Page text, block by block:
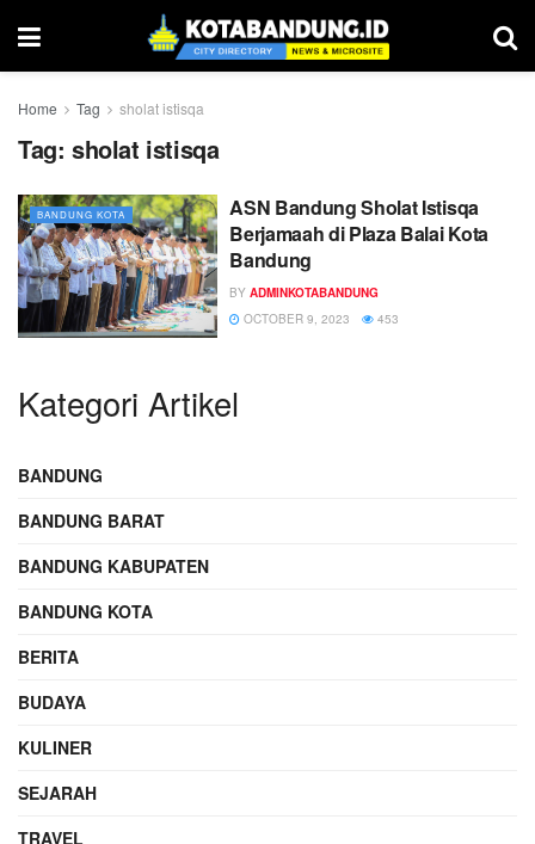
Home Tag sholat istisqa
Tag: sholat istisqa
BANDUNG KOTA
ASN Bandung Sholat Istisqa
Berjamaah di Plaza Balai Kota
Bandung
BY ADMINKOTABANDUNG
OCTOBER 9, 2023
453
Kategori Artikel
BANDUNG
BANDUNG BARAT
BANDUNG KABUPATEN
BANDUNG KOTA
BERITA
BUDAYA
KULINER
SEJARAH
TRAVEL